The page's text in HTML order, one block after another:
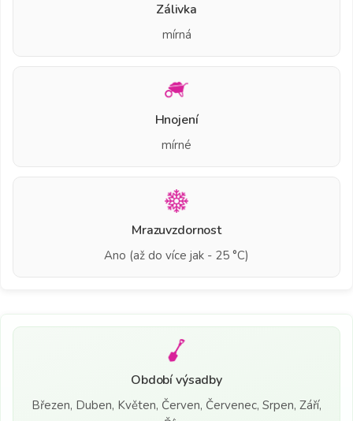
Zálivka
mírná
Hnojení
mírné
Mrazuvzdornost
Ano (až do více jak - 25 °C)
Období výsadby
Březen, Duben, Květen, Červen, Červenec, Srpen, Září,